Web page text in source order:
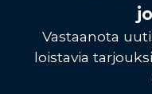
Vastaanota
loistavia